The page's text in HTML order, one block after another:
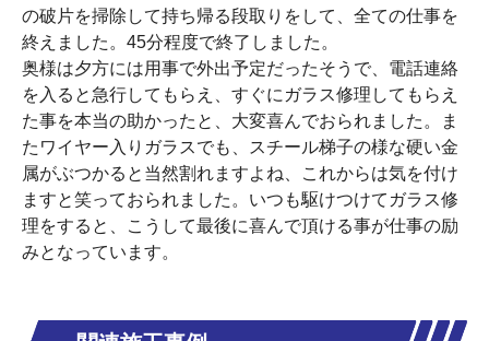
の破片を掃除して持ち帰る段取りをして、全ての仕事を
終えました。45分程度で終了しました。
奥様は夕方には用事で外出予定だったそうで、電話連絡
を入ると急行してもらえ、すぐにガラス修理してもらえ
た事を本当の助かったと、大変喜んでおられました。ま
たワイヤー入りガラスでも、スチール梯子の様な硬い金
属がぶつかると当然割れますよね、これからは気を付け
ますと笑っておられました。いつも駆けつけてガラス修
理をすると、こうして最後に喜んで頂ける事が仕事の励
みとなっています。